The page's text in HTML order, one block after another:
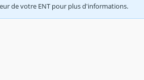
de votre ENT pour plus d'informations.